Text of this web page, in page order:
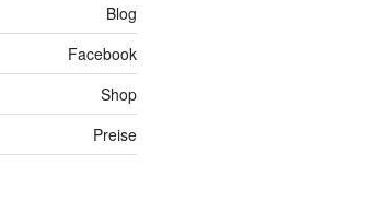
Blog
Facebook
Shop
Preise